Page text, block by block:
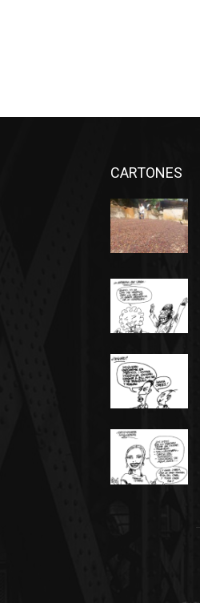
CARTONES